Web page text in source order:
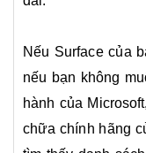
Nếu Surface của
nếu bạn không
hành của
chữa chính hãng